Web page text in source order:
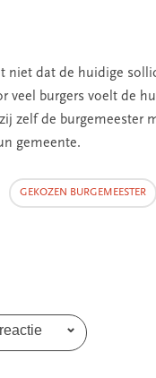
niet dat de huidige
veel burgers voelt de
zelf de burgemeester
gemeente.
GEKOZEN BURGEMEESTER